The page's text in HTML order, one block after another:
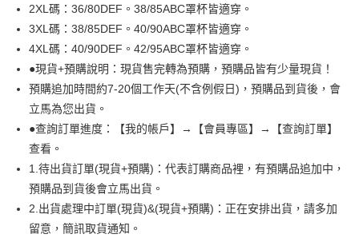
台灣樂天信用卡公司
相關說明
【關於「AFTEE先享後付」】
AFTEE先享後付是「在收到商品之後才付款」的支付方式。 讓您購物簡單
１．簡單：不需註冊會員、不需綁卡、不需儲值。
２．便利：只要手機號碼，簡訊認證，即可結帳。
３．安心：先確認商品／服務後，再付款。
【「AFTEE先享後付」結帳流程】
１．於結帳方式選擇「AFTEE先享後付」後，將跳轉至「AFTEE先享後付」
２．訂單成立數日內，您將收到繳費通知簡訊。
３．收到繳費通知簡訊後14天內，點擊此簡訊中的連結，可透過四大超商／
ATM／網路銀行／等多元方式進行付款，方視為交易完成。
※ 請注意：結帳手續完成當下不需立刻繳費，但若您需要取消訂單，請聯絡
購買商品的店家。未經商家同意取消之訂單仍視為有效，需透過AFTEE先享
ATM付款
運送方式
全家取貨付款
每筆NT$99,999
每筆NT$99,999
7-11取貨付款
每筆NT$99,999
2XL碼：36/80DEF。38/85ABC罩杯皆適穿。
3XL碼：38/85DEF。40/90ABC罩杯皆適穿。
4XL碼：40/90DEF。42/95ABC罩杯皆適穿。
●現貨+預購說明：現貨售完轉為預購，預購品皆有少量現貨！
預購追加時間約7-20個工作天(不含例假日)，預購品到貨後，會
立馬為您出貨。
●查詢訂單進度：【我的帳戶】→【會員專區】→【查詢訂單】
查看。
1.待出貨訂單(現貨+預購)：代表訂購商品裡，有預購品追加中，
預購品到貨後會立馬出貨。
2.出貨處理中訂單(現貨)&(現貨+預購)：正在安排出貨，請多加
留意，簡訊取貨通知。